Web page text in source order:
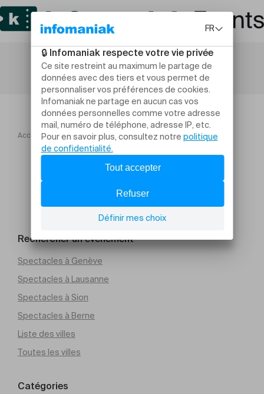
Accueil Unit Summer Battle 2026
Rechercher un évènement
Spectacles à Genève
Spectacles à Lausanne
Spectacles à Sion
Spectacles à Berne
Liste des villes
Toutes les villes
Catégories